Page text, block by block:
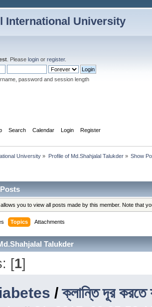
International University
. Please login or register.
password and session length
Search Calendar Login Register
University » Profile of Md.Shahjalal Talukder» Show
you to view all posts made by this member. Note that
Topics Attachments
Talukder
[1]
/ক্লান্তি দূর করতে